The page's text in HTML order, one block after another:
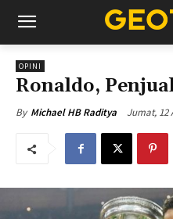
OPINI
Ronaldo,
By Michael HB Raditya Jumat, 12